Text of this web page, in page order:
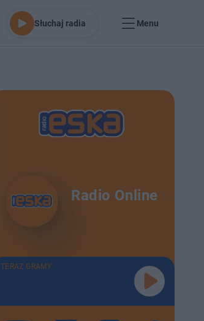
Słuchaj radia Menu
Radio Online
TERAZ GRAMY